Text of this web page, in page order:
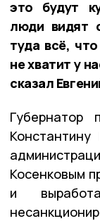
это будут
люди видят
туда всё,
не хватит у
сказал
Косенковым
и